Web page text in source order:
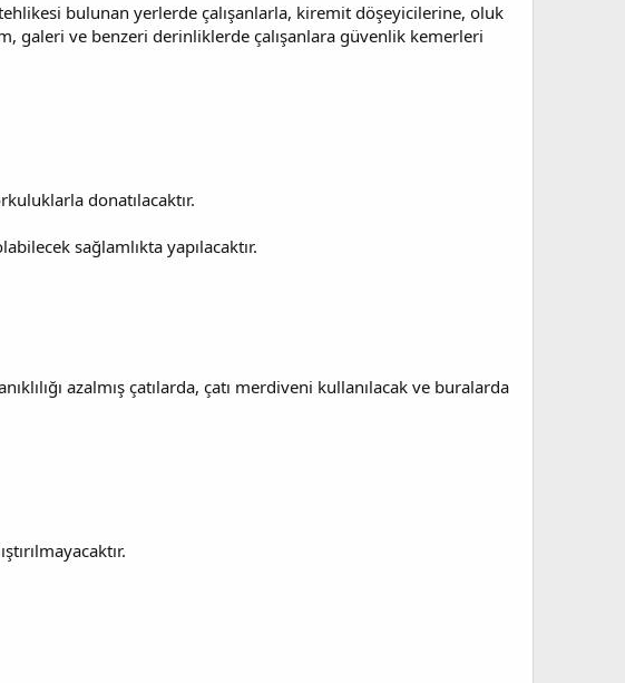
bulunan yerlerde çalışanlarla, kiremit döşeyicilerine, oluk
galeri ve benzeri derinliklerde çalışanlara güvenlik kemerleri
donatılacaktır.
sağlamlıkta yapılacaktır.
azalmış çatılarda, çatı merdiveni kullanılacak ve buralarda